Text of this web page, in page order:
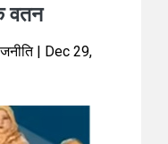
वतन
| Dec 29,